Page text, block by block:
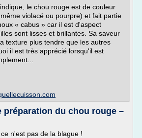
le chou rouge est de couleur
violacé ou pourpre) et fait partie
« cabus » car il est d'aspect
sont lisses et brillantes. Sa saveur
texture plus tendre que les autres
il est très apprécié lorsqu'il est
préparation du chou rouge –
n'est pas de la blague !